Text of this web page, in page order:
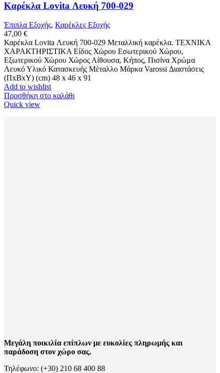
Καρέκλα Lovita Λευκή 700-029
Έπιπλα Εξοχής, Καρέκλες Εξοχής
47,00 €
Καρέκλα Lovita Λευκή 700-029 Μεταλλική καρέκλα. ΤΕΧΝΙΚΑ
ΧΑΡΑΚΤΗΡΙΣΤΙΚΑ Είδος Χώρου Εσωτερικού Χώρου,
Εξωτερικού Χώρου Χώρος Αίθουσα, Κήπος, Πισίνα Χρώμα
Λευκό Υλικό Κατασκευής Μέταλλο Μάρκα Varossi Διαστάσεις
(ΠxBxΥ) (cm) 48 x 46 x 91
Add to wishlist
Προσθήκη στο καλάθι
Quick view
Μεγάλη ποικιλία επίπλων με ευκολίες πληρωμής και
παράδοση στον χώρο σας.
Τηλέφωνο: (+30) 210 68 400 88